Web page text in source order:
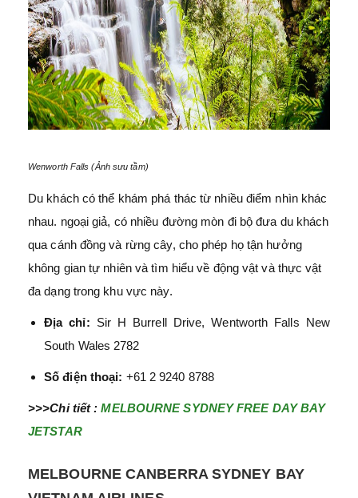
Wenworth Falls (Ảnh sưu tầm)
Du khách có thể khám phá thác từ nhiều điểm nhìn khác
nhau. ngoại giả, có nhiều đường mòn đi bộ đưa du khách
qua cánh đồng và rừng cây, cho phép họ tận hưởng
không gian tự nhiên và tìm hiểu về động vật và thực vật
đa dạng trong khu vực này.
Địa chỉ: Sir H Burrell Drive, Wentworth Falls New
South Wales 2782
Số điện thoại: +61 2 9240 8788
>>>Chi tiết : MELBOURNE SYDNEY FREE DAY BAY
JETSTAR
MELBOURNE CANBERRA SYDNEY BAY